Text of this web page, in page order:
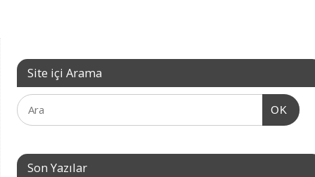
Site içi Arama
OK
Son Yazılar